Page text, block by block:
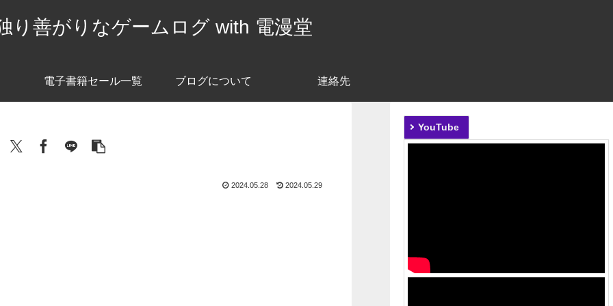
り善がりなゲームログ with 電漫堂
電子書籍セール一覧 ブログについて 連絡先
2024.05.28 2024.05.29
YouTube